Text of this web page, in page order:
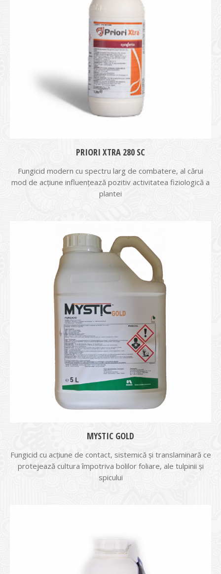
PRIORI XTRA 280 SC
Fungicid modern cu spectru larg de combatere, al cărui
mod de acțiune influențează pozitiv activitatea fiziologică a
plantei
MYSTIC GOLD
Fungicid cu acţiune de contact, sistemică şi translaminară ce
protejează cultura împotriva bolilor foliare, ale tulpinii şi
spicului